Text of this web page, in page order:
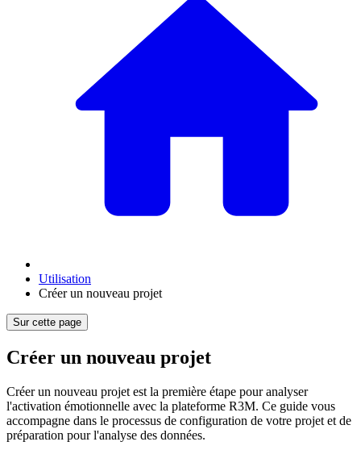
Utilisation
Créer un nouveau projet
Sur cette page
Créer un nouveau projet
Créer un nouveau projet est la première étape pour analyser
l'activation émotionnelle avec la plateforme R3M. Ce guide vous
accompagne dans le processus de configuration de votre projet et de
préparation pour l'analyse des données.